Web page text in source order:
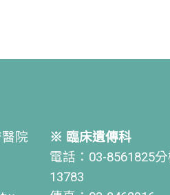
院
※ 臨床遺傳科
電話：03-8561825分
13783